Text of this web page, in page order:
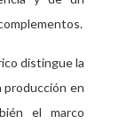
distingue la
producción en
el marco